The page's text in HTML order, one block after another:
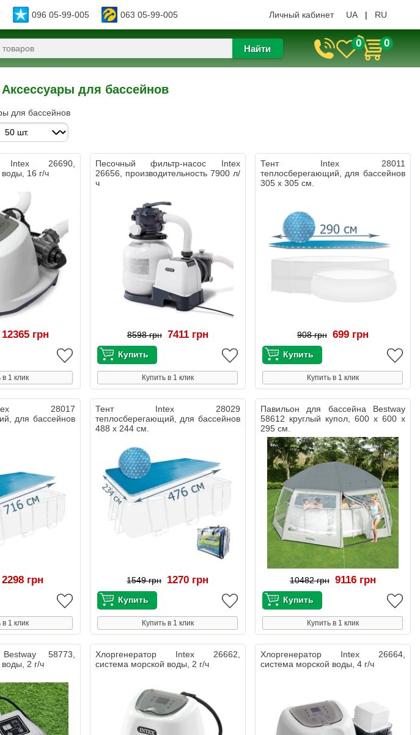
096 05-99-005 063 05-99-005 Личный кабинет UA | RU
Найти 0 0
Аксессуары для бассейнов
для бассейнов
Intex 26690,
16 г/ч
12365 грн
в 1 клик
Песочный фильтр-насос Intex
26656, производительность 7900 л/
ч
8598 грн 7411 грн
Купить в 1 клик
Тент Intex 28011
теплосберегающий, для бассейнов
305 х 305 см.
908 грн 699 грн
Купить в 1 клик
28017
для бассейнов
2298 грн
в 1 клик
Тент Intex 28029
теплосберегающий, для бассейнов
488 х 244 см.
1549 грн 1270 грн
Купить в 1 клик
Павильон для бассейна Bestway
58612 круглый купол, 600 х 600 х
295 см.
10482 грн 9116 грн
Купить в 1 клик
Bestway 58773,
2 г/ч
Хлоргенератор Intex 26662,
система морской воды, 2 г/ч
Хлоргенератор Intex 26664,
система морской воды, 4 г/ч